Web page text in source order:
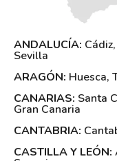
ANDALUCÍA: Cádiz,
Sevilla
ARAGÓN: Huesca,
CANARIAS: Santa
Gran Canaria
CANTABRIA:
CASTILLA Y LEÓN: